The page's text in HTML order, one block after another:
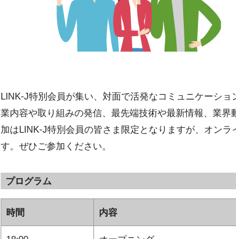
LINK-J特別会員が集い、対面で活発なコミュニケーシ
業内容や取り組みの発信、最先端技術や最新情報、業
加はLINK-J特別会員の皆さま限定となりますが、オン
す。ぜひご参加ください。
プログラム
時間 内容